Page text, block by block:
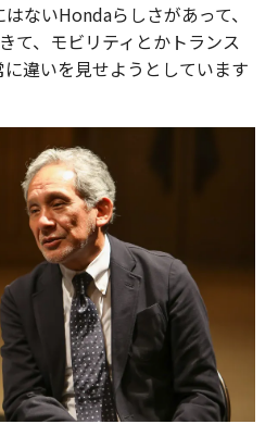
ないHondaらしさがあって、
て、モビリティとかトランス
違いを見せようとしています